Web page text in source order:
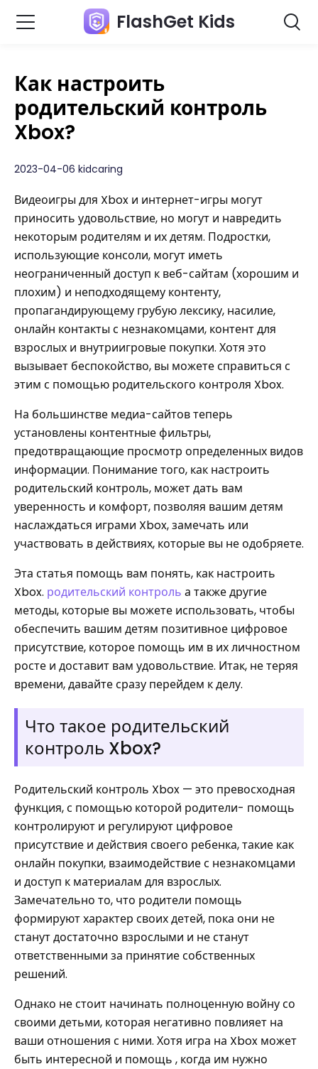
FlashGet Kids
Как настроить
родительский контроль
Xbox?
2023-04-06 kidcaring
Видеоигры для Xbox и интернет-игры могут
приносить удовольствие, но могут и навредить
некоторым родителям и их детям. Подростки,
использующие консоли, могут иметь
неограниченный доступ к веб-сайтам (хорошим и
плохим) и неподходящему контенту,
пропагандирующему грубую лексику, насилие,
онлайн контакты с незнакомцами, контент для
взрослых и внутриигровые покупки. Хотя это
вызывает беспокойство, вы можете справиться с
этим с помощью родительского контроля Xbox.
На большинстве медиа-сайтов теперь
установлены контентные фильтры,
предотвращающие просмотр определенных видов
информации. Понимание того, как настроить
родительский контроль, может дать вам
уверенность и комфорт, позволяя вашим детям
наслаждаться играми Xbox, замечать или
участвовать в действиях, которые вы не одобряете.
Эта статья помощь вам понять, как настроить
Xbox. родительский контроль а также другие
методы, которые вы можете использовать, чтобы
обеспечить вашим детям позитивное цифровое
присутствие, которое помощь им в их личностном
росте и доставит вам удовольствие. Итак, не теряя
времени, давайте сразу перейдем к делу.
Что такое родительский
контроль Xbox?
Родительский контроль Xbox — это превосходная
функция, с помощью которой родители- помощь
контролируют и регулируют цифровое
присутствие и действия своего ребенка, такие как
онлайн покупки, взаимодействие с незнакомцами
и доступ к материалам для взрослых.
Замечательно то, что родители помощь
формируют характер своих детей, пока они не
станут достаточно взрослыми и не станут
ответственными за принятие собственных
решений.
Однако не стоит начинать полноценную войну со
своими детьми, которая негативно повлияет на
ваши отношения с ними. Хотя игра на Xbox может
быть интересной и помощь , когда им нужно